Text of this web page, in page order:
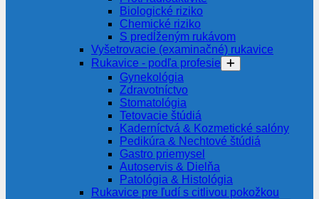
Biologické riziko
Chemické riziko
S predĺženým rukávom
Vyšetrovacie (examinačné) rukavice
Rukavice - podľa profesie
Gynekológia
Zdravotníctvo
Stomatológia
Tetovacie štúdiá
Kaderníctvá & Kozmetické salóny
Pedikúra & Nechtové štúdiá
Gastro priemysel
Autoservis & Dielňa
Patológia & Histológia
Rukavice pre ľudí s citlivou pokožkou